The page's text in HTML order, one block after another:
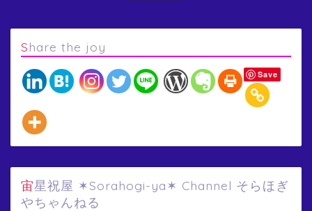
Share the joy
Save
宙星祝屋 ✶Sorahogi-ya✶ Channel そらほぎ
やちゃんねる